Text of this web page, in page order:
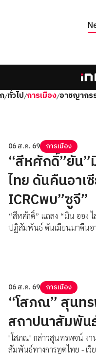
/ทั่วไป/การเมือง/อาชญากร
06 ส.ค. 69 การเมือง
“สีหศักดิ์”ยัน”
ไทย ดันคืนอาเ
ICRCพบ”ซูจี”
“สีหศักดิ์” แถลง “มิน ออง
ปฏิสัมพันธ์ ดันเมียนมาคืนอ
06 ส.ค. 69 การเมือง
“โสภณ” สุนท
สถาปนาสัมพัน
"โสภณ" กล่าวสุนทรพจน์ ง
สัมพันธ์ทางการทูตไทย - เ